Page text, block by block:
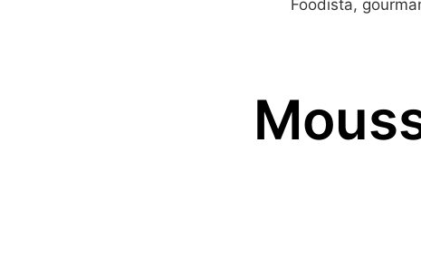
Foodista,